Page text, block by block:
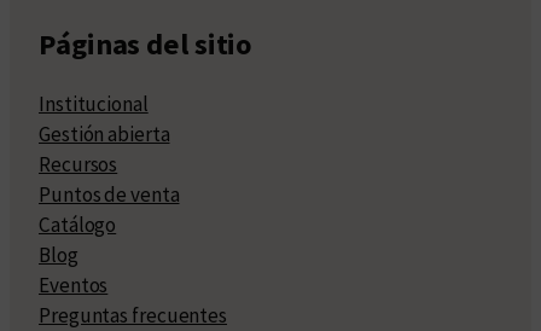
Páginas del sitio
Institucional
Gestión abierta
Recursos
Puntos de venta
Catálogo
Blog
Eventos
Preguntas frecuentes